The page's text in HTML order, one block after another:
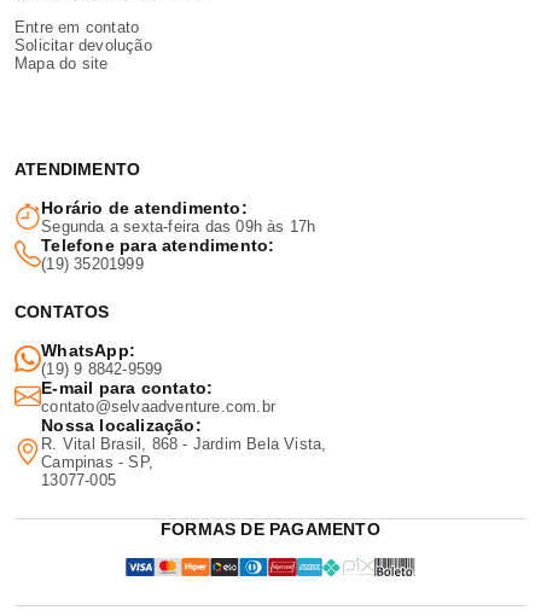
Entre em contato
Solicitar devolução
Mapa do site
ATENDIMENTO
Horário de atendimento:
Segunda a sexta-feira das 09h às 17h
Telefone para atendimento:
(19) 35201999
CONTATOS
WhatsApp:
(19) 9 8842-9599
E-mail para contato:
contato@selvaadventure.com.br
Nossa localização:
R. Vital Brasil, 868 - Jardim Bela Vista,
Campinas - SP,
13077-005
FORMAS DE PAGAMENTO